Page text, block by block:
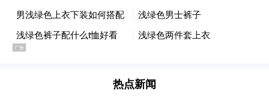
热点新闻